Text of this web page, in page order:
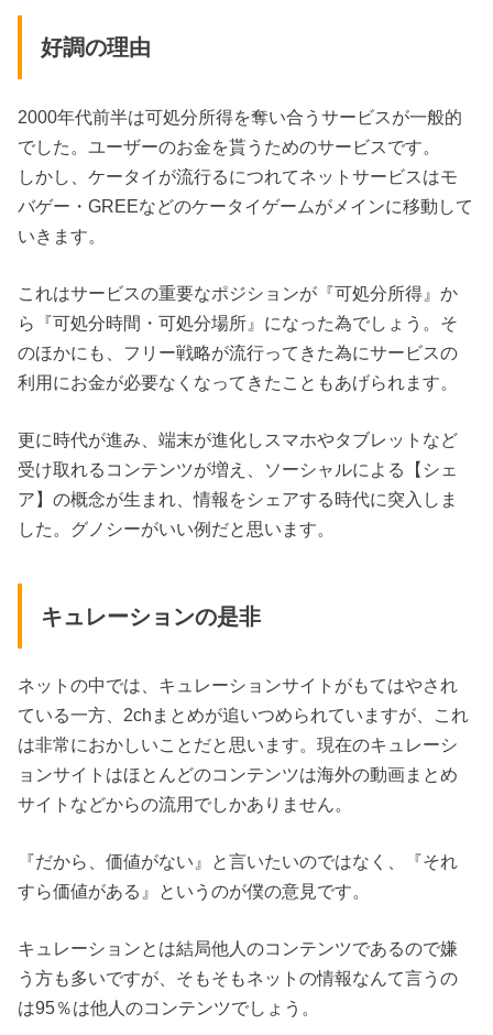
好調の理由
2000年代前半は可処分所得を奪い合うサービスが一般的
でした。ユーザーのお金を貰うためのサービスです。
しかし、ケータイが流行るにつれてネットサービスはモ
バゲー・GREEなどのケータイゲームがメインに移動して
いきます。
これはサービスの重要なポジションが『可処分所得』か
ら『可処分時間・可処分場所』になった為でしょう。そ
のほかにも、フリー戦略が流行ってきた為にサービスの
利用にお金が必要なくなってきたこともあげられます。
更に時代が進み、端末が進化しスマホやタブレットなど
受け取れるコンテンツが増え、ソーシャルによる【シェ
ア】の概念が生まれ、情報をシェアする時代に突入しま
した。グノシーがいい例だと思います。
キュレーションの是非
ネットの中では、キュレーションサイトがもてはやされ
ている一方、2chまとめが追いつめられていますが、これ
は非常におかしいことだと思います。現在のキュレーシ
ョンサイトはほとんどのコンテンツは海外の動画まとめ
サイトなどからの流用でしかありません。
『だから、価値がない』と言いたいのではなく、『それ
すら価値がある』というのが僕の意見です。
キュレーションとは結局他人のコンテンツであるので嫌
う方も多いですが、そもそもネットの情報なんて言うの
は95％は他人のコンテンツでしょう。